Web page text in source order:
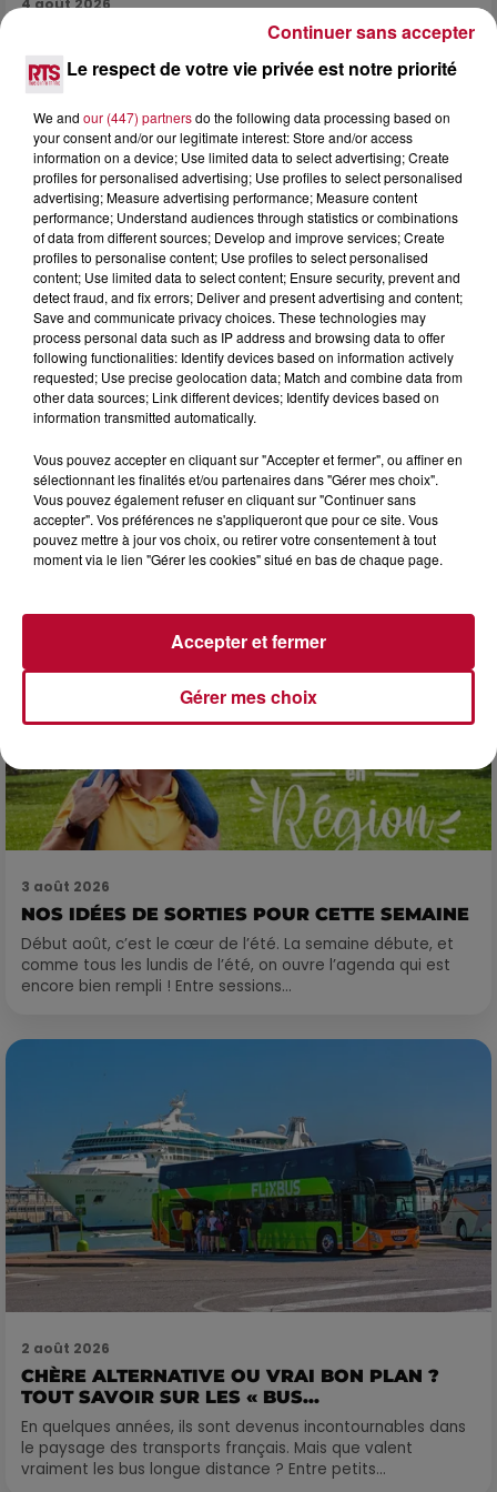
4 août 2026
HÉRAULT, PYRÉNÉES-ORIENTALES : TROIS
SPOTS DE SNORKELING À EXPLORER...
Pas besoin de bouteilles de plongée lourdes ni de diplômes
masque, un tuba et une paire de palmes...
3 août 2026
SOIRÉE DJ PLAYA
3 août 2026
NOS IDÉES DE SORTIES POUR CETTE SEMAINE
Début août, c’est le cœur de l’été. La semaine débute, et
comme tous les lundis de l’été, on ouvre l’agenda qui est
encore bien rempli ! Entre sessions...
2 août 2026
CHÈRE ALTERNATIVE OU VRAI BON PLAN ?
TOUT SAVOIR SUR LES « BUS...
En quelques années, ils sont devenus incontournables dans
le paysage des transports français. Mais que valent
vraiment les bus longue distance ? Entre petits...
Le respect de votre vie privée est notre priorité
We and our (447) partnersdo the following data processing based on
your consent and/or our legitimate interest: Store and/or access
information on a device; Use limited data to select advertising; Create
profiles for personalised advertising; Use profiles to select personalised
advertising; Measure advertising performance; Measure content
performance; Understand audiences through statistics or combinations
of data from different sources; Develop and improve services; Create
profiles to personalise content; Use profiles to select personalised
content; Use limited data to select content; Ensure security, prevent and
detect fraud, and fix errors; Deliver and present advertising and content;
Save and communicate privacy choices. These technologies may
process personal data such as IP address and browsing data to offer
following functionalities: Identify devices based on information actively
requested; Use precise geolocation data; Match and combine data from
other data sources; Link different devices; Identify devices based on
information transmitted automatically.
Vous pouvez accepter en cliquant sur "Accepter et fermer", ou affiner en
sélectionnant les finalités et/ou partenaires dans "Gérer mes choix".
Vous pouvez également refuser en cliquant sur "Continuer sans
accepter". Vos préférences ne s'appliqueront que pour ce site. Vous
pouvez mettre à jour vos choix, ou retirer votre consentement à tout
moment via le lien "Gérer les cookies" situé en bas de chaque page.
Gérer mes choix
Accepter et fermer
Continuer sans accepter